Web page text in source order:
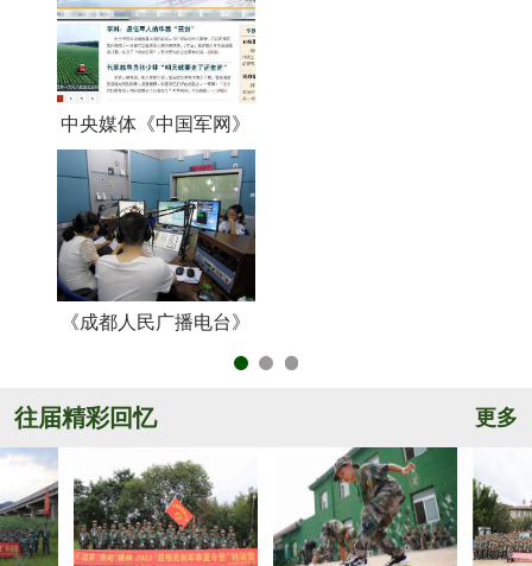
中央媒体《中国军网》
《成都人民广播电台》
往届精彩回忆 更多